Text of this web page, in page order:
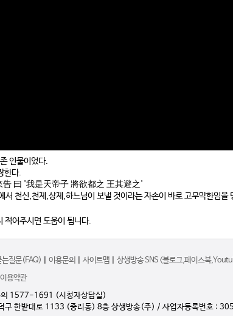
인물이었다.
한다.
告 曰 '我是天帝子 將欲都之 王其避之'
천신,천제,상제,하느님이 보낼 것이라는 자손이 바로 고무막한임을
적어주시면 도움이 됩니다.
는질문(FAQ) 이용문의 사이트맵
상생방송 SNS <블로그,페이스북
용약관
의 1577-1691 (시청자상담실)
구 한밭대로 1133 (중리동) 8층 상생방송(주) / 사업자등록번호 :